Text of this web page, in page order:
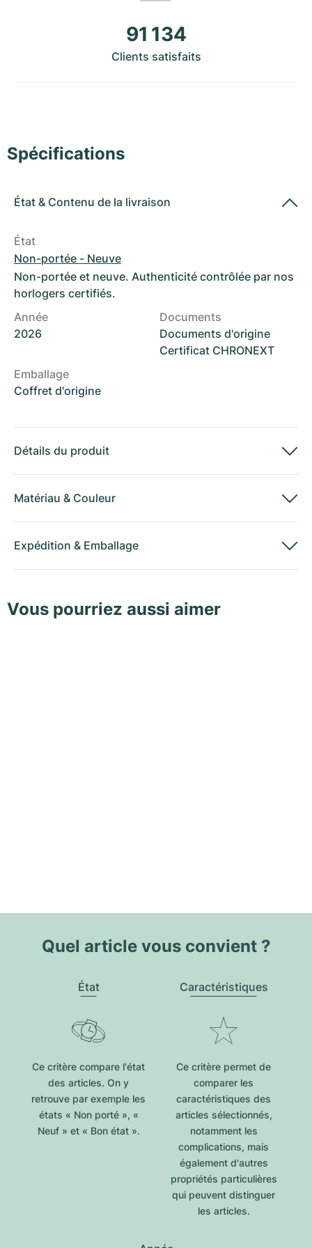
91 134
Clients satisfaits
Spécifications
État & Contenu de la livraison
État
Non-portée - Neuve
Non-portée et neuve. Authenticité contrôlée par nos
horlogers certifiés.
Année
2026
Documents
Documents d'origine
Certificat CHRONEXT
Emballage
Coffret d'origine
Détails du produit
Matériau & Couleur
Expédition & Emballage
Vous pourriez aussi aimer
Quel article vous convient ?
État
Ce critère compare l'état
des articles. On y
retrouve par exemple les
états « Non porté », «
Neuf » et « Bon état ».
Caractéristiques
Ce critère permet de
comparer les
caractéristiques des
articles sélectionnés,
notamment les
complications, mais
également d'autres
propriétés particulières
qui peuvent distinguer
les articles.